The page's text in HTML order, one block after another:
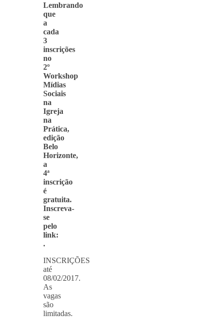
Lembrando
que
a
cada
3
inscrições
no
2º
Workshop
Mídias
Sociais
na
Igreja
na
Prática,
edição
Belo
Horizonte,
a
4ª
inscrição
é
gratuita.
Inscreva-
se
pelo
link:
.
INSCRIÇÕES
até
08/02/2017.
As
vagas
são
limitadas.